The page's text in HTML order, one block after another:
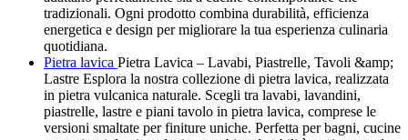
tradizionali. Ogni prodotto combina durabilità, efficienza
energetica e design per migliorare la tua esperienza culinaria
quotidiana.
Pietra lavica Pietra Lavica – Lavabi, Piastrelle, Tavoli &amp;
Lastre Esplora la nostra collezione di pietra lavica, realizzata
in pietra vulcanica naturale. Scegli tra lavabi, lavandini,
piastrelle, lastre e piani tavolo in pietra lavica, comprese le
versioni smaltate per finiture uniche. Perfetta per bagni, cucine